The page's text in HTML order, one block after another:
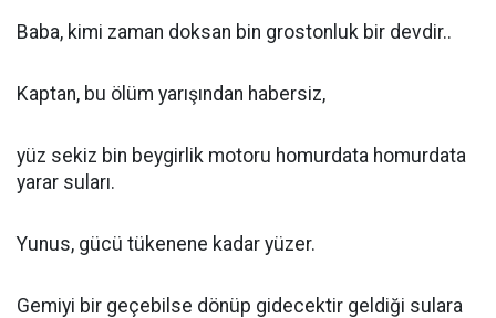
Baba, kimi zaman doksan bin grostonluk bir devdir..
Kaptan, bu ölüm yarışından habersiz,
yüz sekiz bin beygirlik motoru homurdata homurdata
yarar suları.
Yunus, gücü tükenene kadar yüzer.
Gemiyi bir geçebilse dönüp gidecektir geldiği sulara